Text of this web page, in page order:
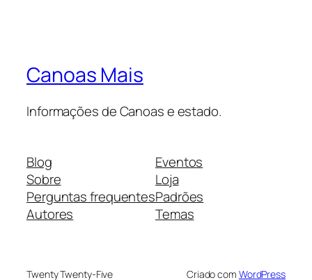
Canoas Mais
Informações de Canoas e estado.
Blog
Sobre
Perguntas frequentes
Autores
Eventos
Loja
Padrões
Temas
Twenty Twenty-Five Criado com WordPress